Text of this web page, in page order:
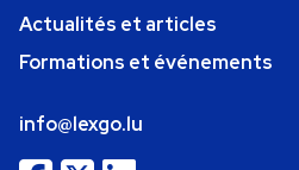
Actualités et articles
Formations et événements
info@lexgo.lu